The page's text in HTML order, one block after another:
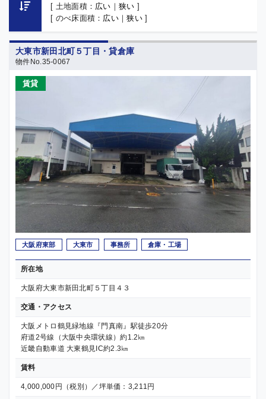
[ 土地面積： 広い ｜狭い ]
[ のべ床面積： 広い ｜狭い]
大東市新田北町５丁目・貸倉庫
物件No.35-0067
賃貸
大阪府東部 大東市 事務所 倉庫・工場
所在地
大阪府大東市新田北町５丁目４３
交通・アクセス
大阪メトロ鶴見緑地線『門真南』駅徒歩20分
府道2号線（大阪中央環状線）約1.2㎞
近畿自動車道 大東鶴見IC約2.3㎞
賃料
4,000,000円（税別）／坪単価：3,211円